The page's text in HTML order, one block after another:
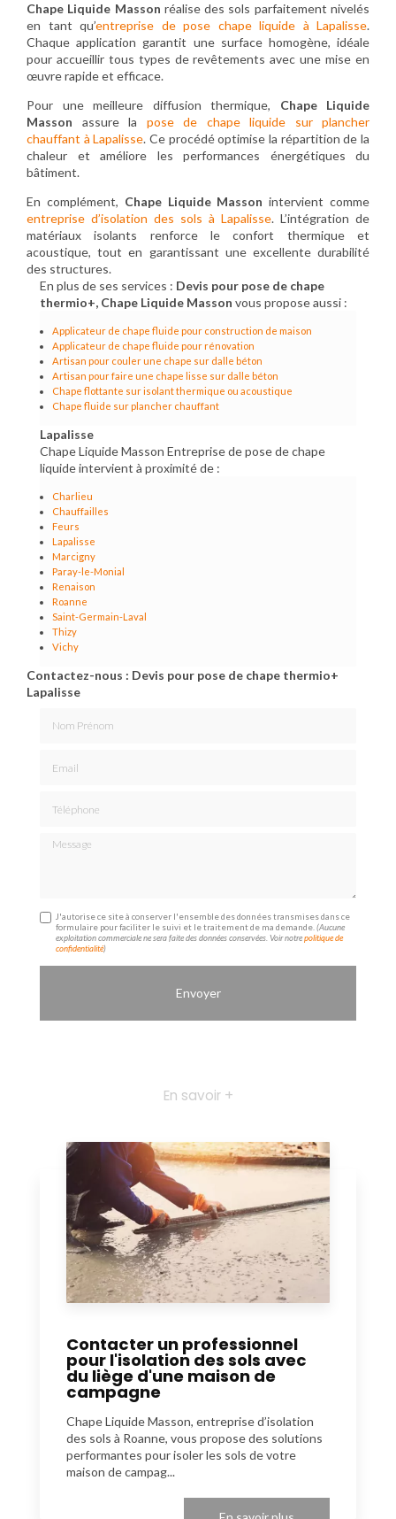
Chape Liquide Masson réalise des sols parfaitement nivelés
en tant qu’entreprise de pose chape liquide à Lapalisse.
Chaque application garantit une surface homogène, idéale
pour accueillir tous types de revêtements avec une mise en
œuvre rapide et efficace.
Pour une meilleure diffusion thermique, Chape Liquide
Masson assure la pose de chape liquide sur plancher
chauffant à Lapalisse. Ce procédé optimise la répartition de la
chaleur et améliore les performances énergétiques du
bâtiment.
En complément, Chape Liquide Masson intervient comme
entreprise d’isolation des sols à Lapalisse. L’intégration de
matériaux isolants renforce le confort thermique et
acoustique, tout en garantissant une excellente durabilité
des structures.
En plus de ses services : Devis pour pose de chape
thermio+, Chape Liquide Masson vous propose aussi :
Applicateur de chape fluide pour construction de maison
Applicateur de chape fluide pour rénovation
Artisan pour couler une chape sur dalle béton
Artisan pour faire une chape lisse sur dalle béton
Chape flottante sur isolant thermique ou acoustique
Chape fluide sur plancher chauffant
Lapalisse
Chape Liquide Masson Entreprise de pose de chape
liquide intervient à proximité de :
Charlieu
Chauffailles
Feurs
Lapalisse
Marcigny
Paray-le-Monial
Renaison
Roanne
Saint-Germain-Laval
Thizy
Vichy
Contactez-nous : Devis pour pose de chape thermio+
Lapalisse
Message
J'autorise ce site à conserver l'ensemble des données transmises dans ce
formulaire pour faciliter le suivi et le traitement de ma demande.(Aucune
exploitation commerciale ne sera faite des données conservées. Voir notrepolitique de
confidentialité)
En savoir +
Contacter un professionnel
pour l'isolation des sols avec
du liège d'une maison de
campagne
Chape Liquide Masson, entreprise d’isolation
des sols à Roanne, vous propose des solutions
performantes pour isoler les sols de votre
maison de campag...